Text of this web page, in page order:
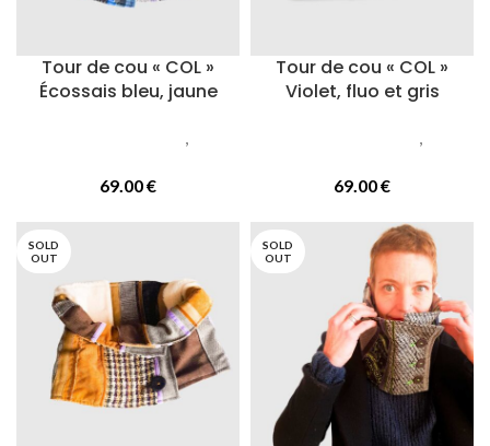
Tour de cou « COL »
Écossais bleu, jaune
,
69.00€
Tour de cou « COL »
Violet, fluo et gris
,
69.00€
SOLD
OUT
SOLD
OUT